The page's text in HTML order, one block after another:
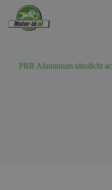
PBR Aluminium ultralicht